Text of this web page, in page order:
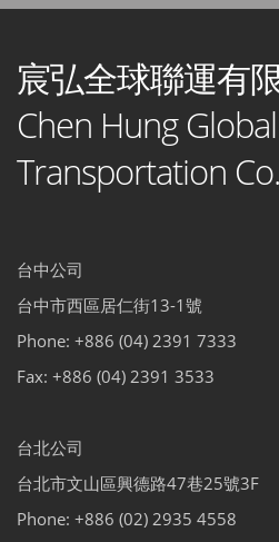
宸弘全球聯運有
Chen Hung
Transportation
台中公司
台中市西區居仁街13-1號
Phone: +886 (04) 2391 7333
Fax: +886 (04) 2391 3533
台北公司
台北市文山區興德路47巷25號3F
Phone: +886 (02) 2935 4558